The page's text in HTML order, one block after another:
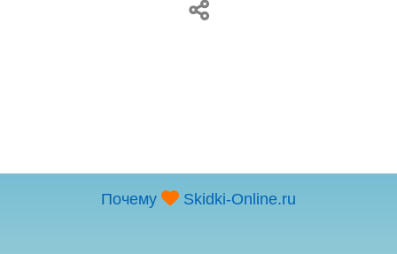
Почему Skidki-Online.ru